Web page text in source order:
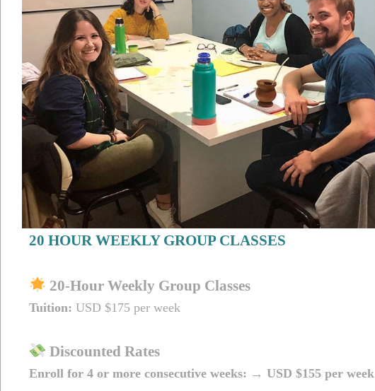
20 HOUR WEEKLY GROUP CLASSES
20-Hour Weekly Group Classes
Tuition: USD $175 per week
Discounted Rates
Enroll for 4 or more consecutive weeks: → USD $155 per week